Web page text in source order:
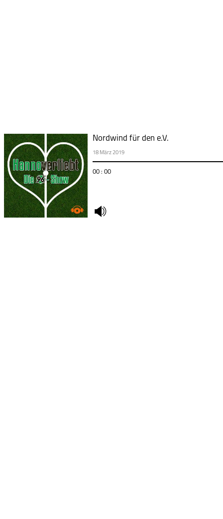
Nordwind für den e.V.
18 März 2019
00 : 00